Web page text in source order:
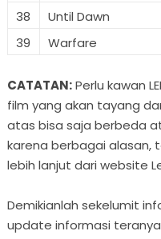
38
Until Dawn
39
Warfare
CATATAN:Perlu kawan
film yang akan tayang
atas bisa saja berbeda
karena berbagai alasan,
lebih lanjut dari website
Demikianlah sekelumit
update informasi